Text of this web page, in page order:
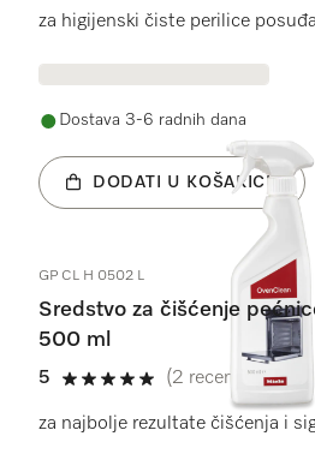
za higijenski čiste perilice
Dostava 3-6 radnih dana
DODATI U KOŠARICU
GP CL H 0502 L
Sredstvo za čišćenje
500 ml
5
5 od 5
(2 recenzije)
za najbolje rezultate čišćenja i